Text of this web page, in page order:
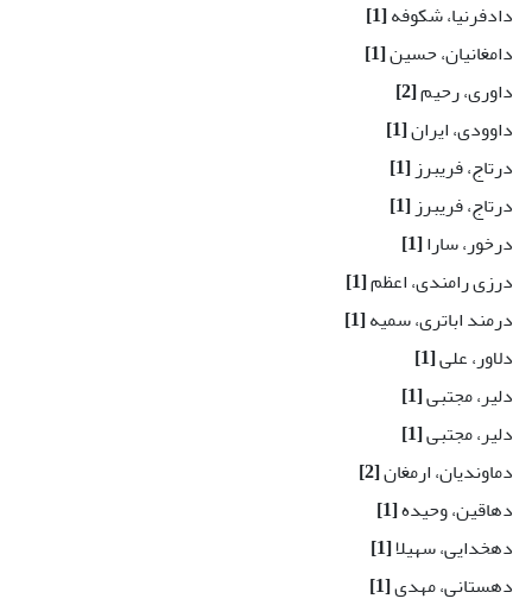
دادفرنیا، شکوفه[1]
دامغانیان، حسین[1]
داوری، رحیم[2]
داوودی، ایران[1]
درتاج، فریبرز[1]
درتاج، فریبرز[1]
درخور، سارا[1]
درزی رامندی، اعظم[1]
درمند اباتری، سمیه[1]
دلاور، علی[1]
دلیر، مجتبی[1]
دلیر، مجتبی[1]
دماوندیان، ارمغان[2]
دهاقین، وحیده[1]
دهخدایی، سهیلا[1]
دهستانی، مهدی[1]